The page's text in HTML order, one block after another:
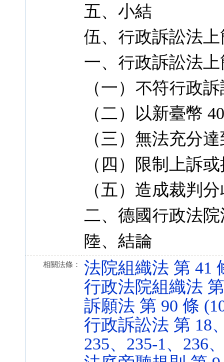
五、小結
伍、行政訴訟法
一、行政訴訟法
（一）不符行政
（二）以新臺幣
（三）無法充分
（四）限制上訴
（五）造成裁判
二、德國行政法
陸、結論
相關法條：
法院組織法 第 41
行政法院組織法
訴願法 第 90 條
行政訴訟法 第 18
235、235-1、236